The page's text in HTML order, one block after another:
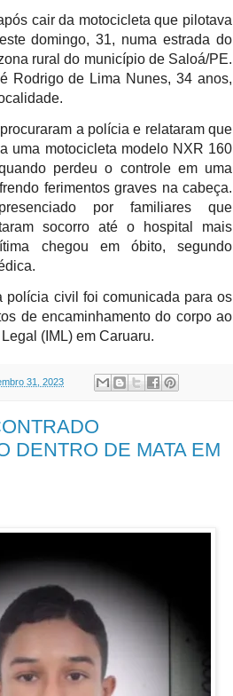
cair da motocicleta que pilotava
domingo, 31, numa estrada do
rural do município de Saloá/PE.
Rodrigo de Lima Nunes, 34 anos,
a polícia e relataram que
uma motocicleta modelo NXR 160
perdeu o controle em uma
ferimentos graves na cabeça.
por familiares que
socorro até o hospital mais
chegou em óbito, segundo
polícia civil foi comunicada para os
de encaminhamento do corpo ao
(IML) em Caruaru.
31, 2023
DENTRO DE MATA EM